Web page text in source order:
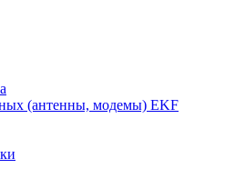
(антенны, модемы) EKF